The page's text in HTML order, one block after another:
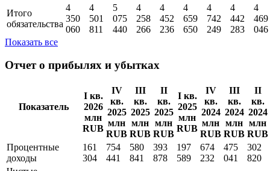
Итого
обязательства
4
350
060
4
501
811
5
075
440
4
258
266
4
452
236
4
659
650
4
742
249
4
442
283
4
469
046
Показать все
Отчет о прибылях и убытках
Показатель
I кв.
2026
млн
RUB
IV
кв.
2025
млн
RUB
III
кв.
2025
млн
RUB
II
кв.
2025
млн
RUB
I кв.
2025
млн
RUB
IV
кв.
2024
млн
RUB
III
кв.
2024
млн
RUB
II
кв.
2024
млн
RUB
Процентные
доходы
161
304
754
441
580
841
393
878
197
589
674
232
475
041
302
820